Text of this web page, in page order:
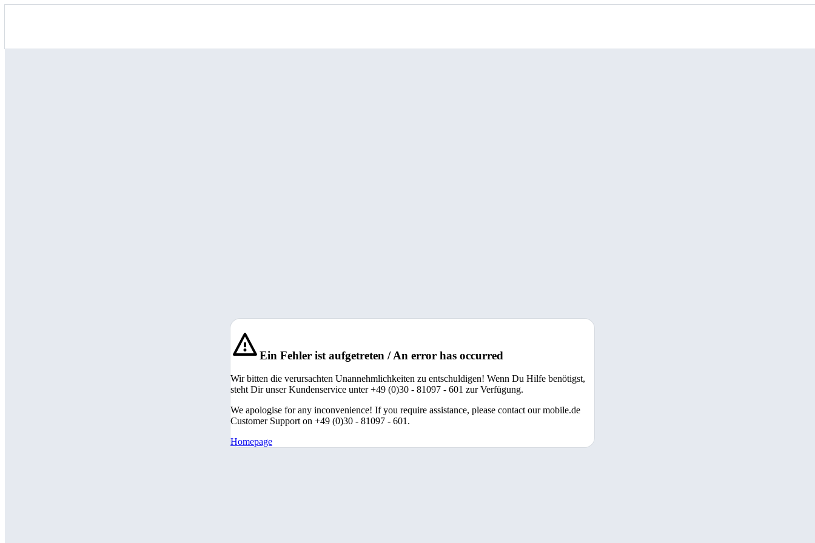
Ein Fehler ist aufgetreten / An error has occurred
Wir bitten die verursachten Unannehmlichkeiten zu entschuldigen! Wenn Du Hilfe benötigst,
steht Dir unser Kundenservice unter +49 (0)30 - 81097 - 601 zur Verfügung.
We apologise for any inconvenience! If you require assistance, please contact our mobile.de
Customer Support on +49 (0)30 - 81097 - 601.
Homepage